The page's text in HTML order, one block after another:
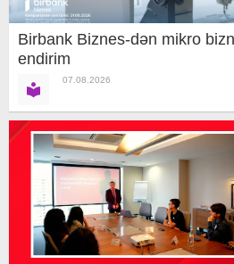
Birbank Biznes-dən mikro
endirim
07.08.2026